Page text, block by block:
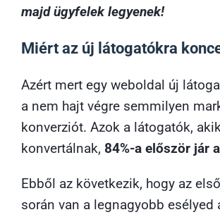
majd ügyfelek legyenek!
Miért az új látogatókra
Azért mert egy weboldal új
a nem hajt végre semmilyen
konverziót. Azok a látogatók,
konvertálnak, 84%-a először jár
Ebből az következik, hogy az
során van a legnagyobb esélyed